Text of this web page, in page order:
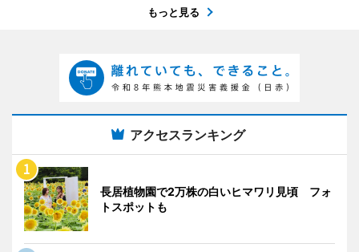
もっと見る
アクセスランキング
長居植物園で2万株の白いヒマワリ見頃 フォ
トスポットも